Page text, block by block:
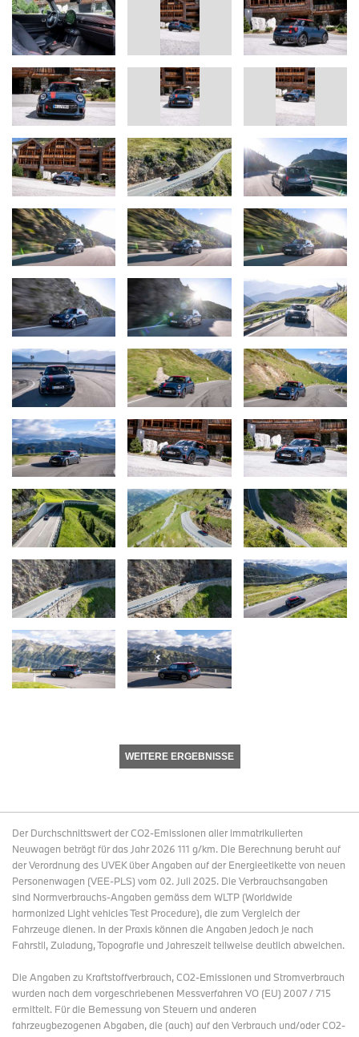
WEITERE ERGEBNISSE
Der Durchschnittswert der CO2-Emissionen aller immatrikulierten
Neuwagen beträgt für das Jahr 2026 111 g/km. Die Berechnung beruht auf
der Verordnung des UVEK über Angaben auf der Energieetikette von neuen
Personenwagen (VEE-PLS) vom 02. Juli 2025. Die Verbrauchsangaben
sind Normverbrauchs-Angaben gemäss dem WLTP (Worldwide
harmonized Light vehicles Test Procedure), die zum Vergleich der
Fahrzeuge dienen. In der Praxis können die Angaben jedoch je nach
Fahrstil, Zuladung, Topografie und Jahreszeit teilweise deutlich abweichen.
Die Angaben zu Kraftstoffverbrauch, CO2-Emissionen und Stromverbrauch
wurden nach dem vorgeschriebenen Messverfahren VO (EU) 2007 / 715
ermittelt. Für die Bemessung von Steuern und anderen
fahrzeugbezogenen Abgaben, die (auch) auf den Verbrauch und/oder CO2-